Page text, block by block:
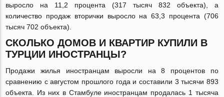
выросло на 11,2 процента (317 тысяч 832 объекта), а
количество продаж вторички выросло на 63,3 процента (706
тысяч 702 объекта).
СКОЛЬКО ДОМОВ И КВАРТИР КУПИЛИ В
ТУРЦИИ ИНОСТРАНЦЫ?
Продажи жилья иностранцам выросли на 8 процентов по
сравнению с августом прошлого года и составили 3 тысячи 893
объекта. Из них в Стамбуле иностранцам продалась 1 тысяча